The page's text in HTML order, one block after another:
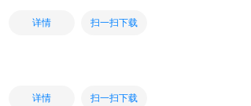
详情 扫一扫下载
详情 扫一扫下载